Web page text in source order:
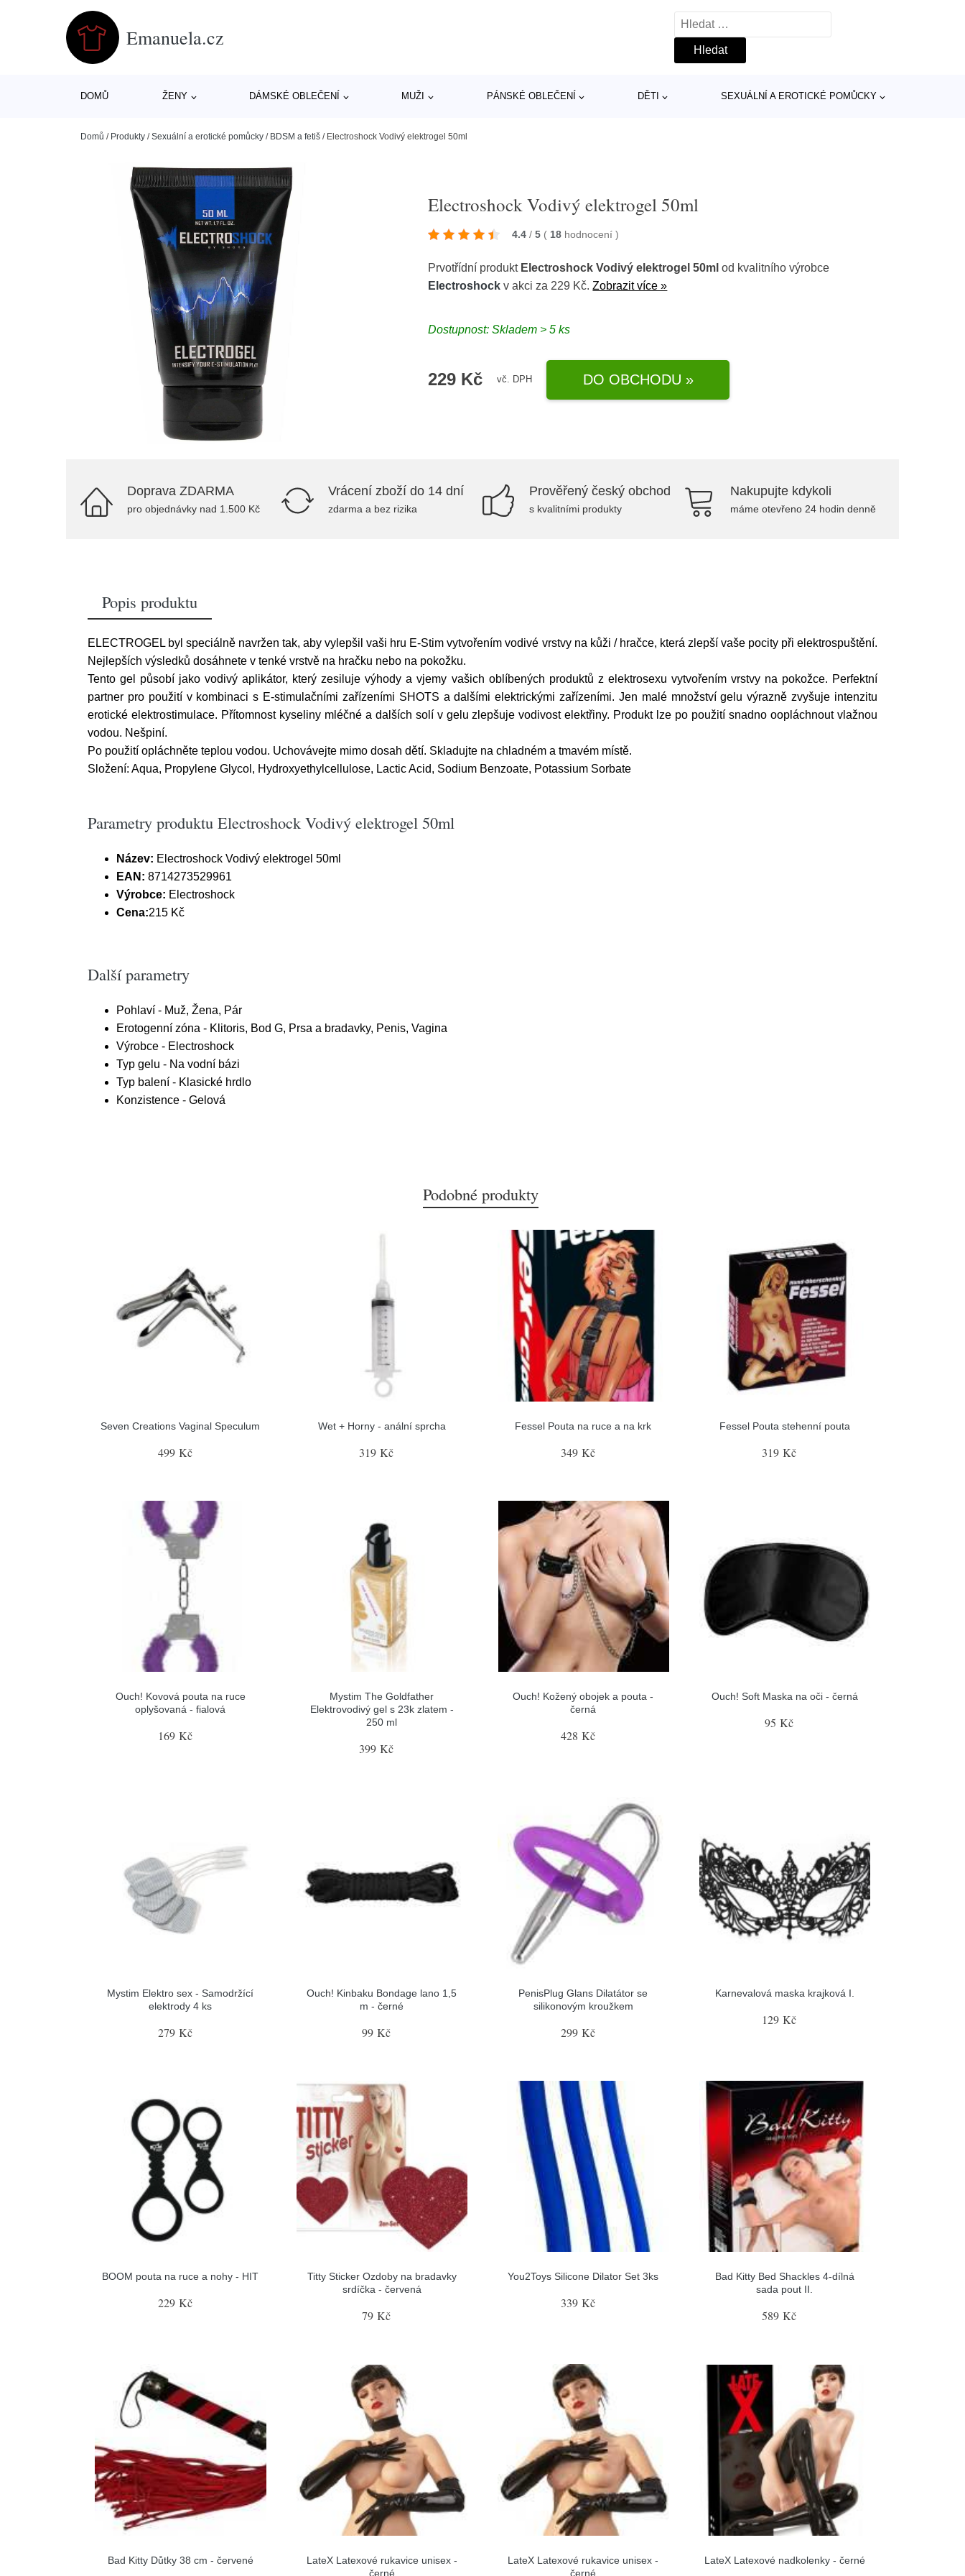
Emanuela.cz
Vyhledávání
DOMŮ ŽENY DÁMSKÉ OBLEČENÍ MUŽI PÁNSKÉ OBLEČENÍ DĚTI SEXUÁLNÍ A EROTICKÉ POMŮCKY
Domů / Produkty /Sexuální a erotické pomůcky / BDSM a fetiš / Electroshock Vodivý elektrogel 50ml
Electroshock Vodivý elektrogel 50ml
4.4 / 5 ( 18 hodnocení)
Prvotřídní produkt Electroshock Vodivý elektrogel 50ml od kvalitního výrobce
Electroshock v akci za 229 Kč.Zobrazit více »
Dostupnost: Skladem > 5 ks
229 Kč vč. DPH DO OBCHODU »
Doprava ZDARMA
pro objednávky nad 1.500 Kč
Vrácení zboží do 14 dní
zdarma a bez rizika
Prověřený český obchod
s kvalitními produkty
Nakupujte kdykoli
máme otevřeno 24 hodin denně
Popis produktu
ELECTROGEL byl speciálně navržen tak, aby vylepšil vaši hru E-Stim vytvořením vodivé vrstvy na kůži / hračce, která zlepší vaše pocity při elektrospuštění.
Nejlepších výsledků dosáhnete v tenké vrstvě na hračku nebo na pokožku.
Tento gel působí jako vodivý aplikátor, který zesiluje výhody a vjemy vašich oblíbených produktů z elektrosexu vytvořením vrstvy na pokožce. Perfektní
partner pro použití v kombinaci s E-stimulačními zařízeními SHOTS a dalšími elektrickými zařízeními. Jen malé množství gelu výrazně zvyšuje intenzitu
erotické elektrostimulace. Přítomnost kyseliny mléčné a dalších solí v gelu zlepšuje vodivost elektřiny. Produkt lze po použití snadno oopláchnout vlažnou
vodou. Nešpiní.
Po použití opláchněte teplou vodou. Uchovávejte mimo dosah dětí. Skladujte na chladném a tmavém místě.
Složení: Aqua, Propylene Glycol, Hydroxyethylcellulose, Lactic Acid, Sodium Benzoate, Potassium Sorbate
Parametry produktu Electroshock Vodivý elektrogel 50ml
Název: Electroshock Vodivý elektrogel 50ml
EAN: 8714273529961
Výrobce: Electroshock
Cena:215 Kč
Další parametry
Pohlaví - Muž, Žena, Pár
Erotogenní zóna - Klitoris, Bod G, Prsa a bradavky, Penis, Vagina
Výrobce - Electroshock
Typ gelu - Na vodní bázi
Typ balení - Klasické hrdlo
Konzistence - Gelová
Podobné produkty
Seven Creations Vaginal Speculum
499 Kč
Wet + Horny - anální sprcha
319 Kč
Fessel Pouta na ruce a na krk
349 Kč
Fessel Pouta stehenní pouta
319 Kč
Ouch! Kovová pouta na ruce
oplyšovaná - fialová
169 Kč
Mystim The Goldfather
Elektrovodivý gel s 23k zlatem -
250 ml
399 Kč
Ouch! Kožený obojek a pouta -
černá
428 Kč
Ouch! Soft Maska na oči - černá
95 Kč
Mystim Elektro sex - Samodržící
elektrody 4 ks
279 Kč
Ouch! Kinbaku Bondage lano 1,5
m - černé
99 Kč
PenisPlug Glans Dilatátor se
silikonovým kroužkem
299 Kč
Karnevalová maska krajková I.
129 Kč
BOOM pouta na ruce a nohy - HIT
229 Kč
Titty Sticker Ozdoby na bradavky
srdíčka - červená
79 Kč
You2Toys Silicone Dilator Set 3ks
339 Kč
Bad Kitty Bed Shackles 4-dílná
sada pout II.
589 Kč
Bad Kitty Důtky 38 cm - červené
LateX Latexové rukavice unisex -
černé
LateX Latexové rukavice unisex -
černé
LateX Latexové nadkolenky - černé